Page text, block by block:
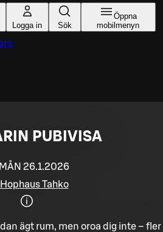
Logga in Sök
Öppna
mobilmenyn
PUBIVISA
MÅN 26.1.2026
Hophaus Tahko
ägt rum, men oroa dig inte – fler